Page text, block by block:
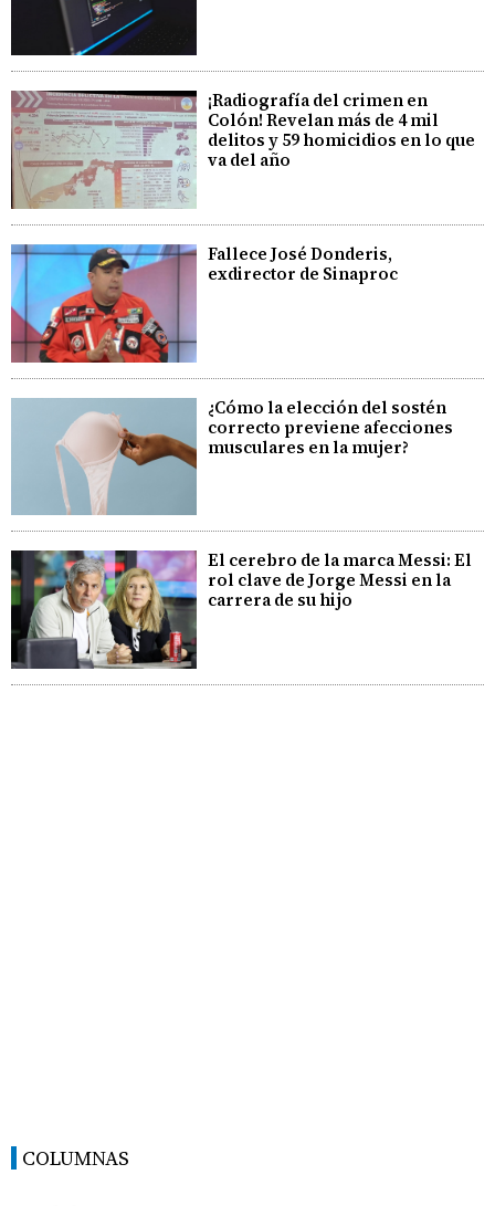
¡Radiografía del crimen en
Colón! Revelan más de 4 mil
delitos y 59 homicidios en lo que
va del año
Fallece José Donderis,
exdirector de Sinaproc
¿Cómo la elección del sostén
correcto previene afecciones
musculares en la mujer?
El cerebro de la marca Messi: El
rol clave de Jorge Messi en la
carrera de su hijo
COLUMNAS